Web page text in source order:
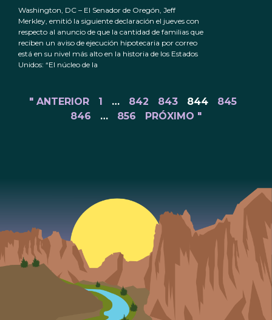
Washington, DC – El Senador de Oregón, Jeff
Merkley, emitió la siguiente declaración el jueves con
respecto al anuncio de que la cantidad de familias que
reciben un aviso de ejecución hipotecaria por correo
está en su nivel más alto en la historia de los Estados
Unidos: “El núcleo de la
" ANTERIOR 1 … 842 843 844
845
846
… 856 PRÓXIMO "